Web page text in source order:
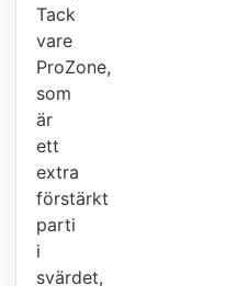
Tack
vare
ProZone,
som
är
ett
extra
förstärkt
parti
i
svärdet,